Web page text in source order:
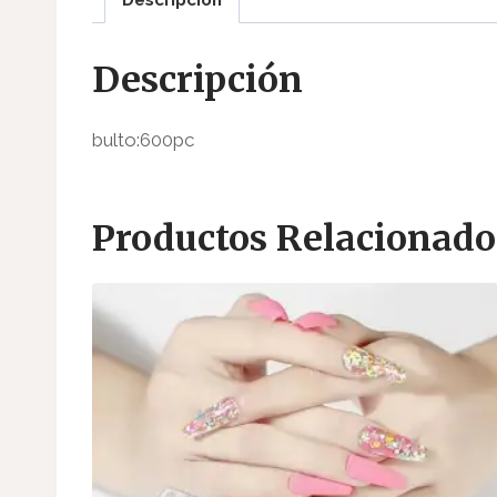
Descripción
bulto:600pc
Productos